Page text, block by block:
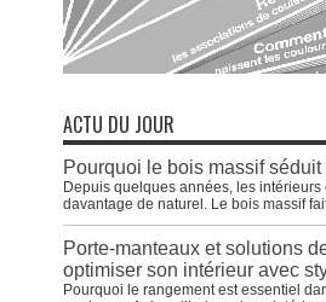
ACTU DU JOUR
Pourquoi le bois massif séduit
Depuis quelques années, les intérieurs
davantage de naturel. Le bois massif
Porte-manteaux et solutions
optimiser son intérieur avec
Pourquoi le rangement est essentiel